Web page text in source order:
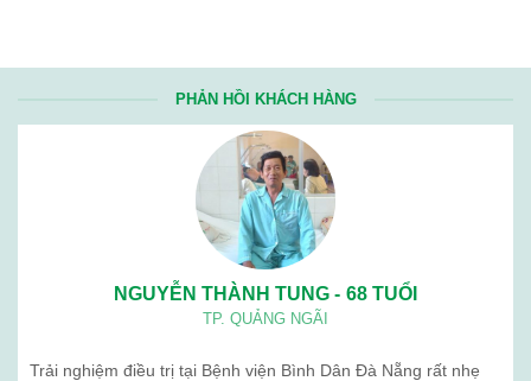
PHẢN HỒI KHÁCH HÀNG
NGUYỄN THÀNH TUNG - 68 TUỔI
TP. QUẢNG NGÃI
Trải nghiệm điều trị tại Bệnh viện Bình Dân Đà Nẵng rất nhẹ